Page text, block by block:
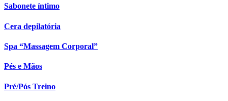
Sabonete íntimo
Cera depilatória
Spa “Massagem Corporal”
Pés e Mãos
Pré/Pós Treino